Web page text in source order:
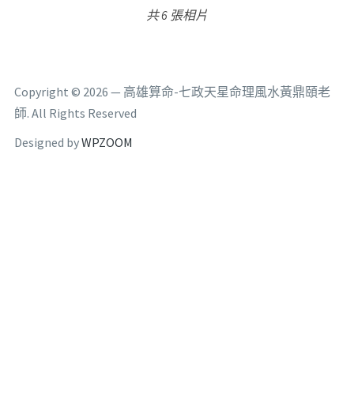
共 6 張相片
Copyright © 2026 — 高雄算命-七政天星命理風水黃鼎頤老
師. All Rights Reserved
Designed byWPZOOM